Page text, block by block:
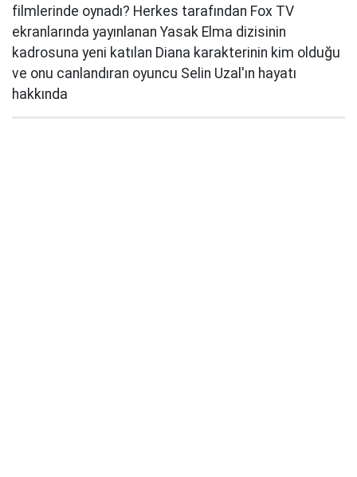
filmlerinde oynadı? Herkes tarafından Fox TV
ekranlarında yayınlanan Yasak Elma dizisinin
kadrosuna yeni katılan Diana karakterinin kim olduğu
ve onu canlandıran oyuncu Selin Uzal'ın hayatı
hakkında